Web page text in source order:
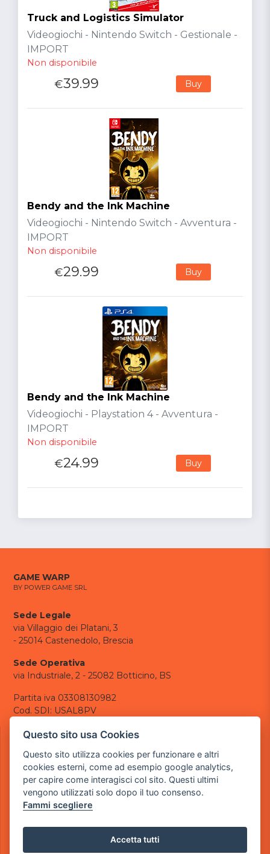
Truck and Logistics Simulator
Videogiochi - Nintendo Switch - Gestionale -
IMPORT
Non disponibile
€39.99 Buy
Bendy and the Ink Machine
Videogiochi - Nintendo Switch - Avventura -
IMPORT
Non disponibile
€29.99 Buy
Bendy and the Ink Machine
Videogiochi - Playstation 4 - Avventura -
IMPORT
Non disponibile
€24.99 Buy
GAME WARP
BY POWER GAME SRL
Sede Legale
via Villaggio dei Platani, 3
- 25014 Castenedolo, Brescia
Sede Operativa
via Industriale, 2 - 25082 Botticino, BS
Partita iva 03308130982
Cod. SDI: USAL8PV
CONTATTI
tel.: +39 030 376 2377
tel.: +39 030 336 6259
pec:powergamesrl@legalmail.it
LINK UTILI
Informazioni generali
Questo sito usa Cookies
Questo sito utilizza cookies per funzionare e altri
cookies esterni, come ad esempio google analytics,
per capire come interagisci col sito. Questi ultimi
vengono utilizzati solo dopo il tuo consenso.
Fammi scegliere
Accetta tutti